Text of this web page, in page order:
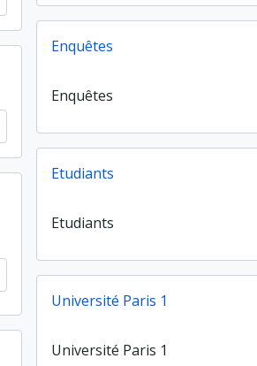
Enquêtes
Enquêtes
Etudiants
Etudiants
Ajouter au presse-papier
Université Paris 1
Université Paris 1